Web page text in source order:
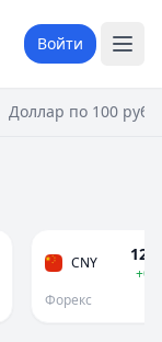
Войти
Доллар по 100
CNY
Форекс